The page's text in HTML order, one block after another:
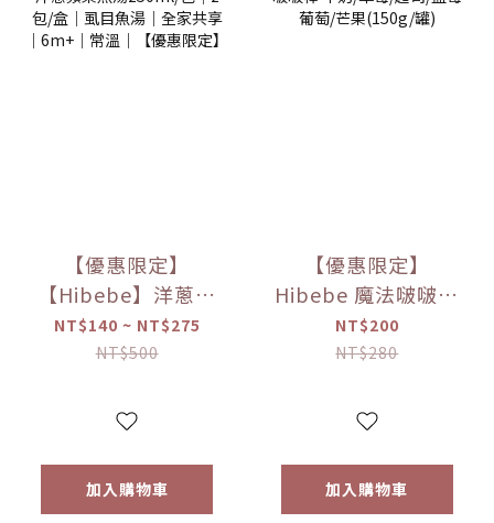
【優惠限定】
【Hibebe】洋蔥蘋
果魚湯250ml/包｜
2包/盒｜虱目魚湯
6m+｜常溫｜【優
NT$140 ~ NT$275
NT$500
加入購物車
【優惠限定】
Hibebe 魔法啵啵棒
牛奶/草莓/起司/藍
莓葡萄/芒果(150g/
NT$200
NT$280
加入購物車